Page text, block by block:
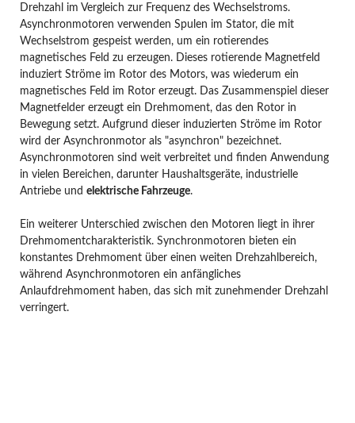
Drehzahl im Vergleich zur Frequenz des Wechselstroms.
Asynchronmotoren verwenden Spulen im Stator, die mit
Wechselstrom gespeist werden, um ein rotierendes
magnetisches Feld zu erzeugen. Dieses rotierende Magnetfeld
induziert Ströme im Rotor des Motors, was wiederum ein
magnetisches Feld im Rotor erzeugt. Das Zusammenspiel dieser
Magnetfelder erzeugt ein Drehmoment, das den Rotor in
Bewegung setzt. Aufgrund dieser induzierten Ströme im Rotor
wird der Asynchronmotor als "asynchron" bezeichnet.
Asynchronmotoren sind weit verbreitet und finden Anwendung
in vielen Bereichen, darunter Haushaltsgeräte, industrielle
Antriebe und elektrische Fahrzeuge.
Ein weiterer Unterschied zwischen den Motoren liegt in ihrer
Drehmomentcharakteristik. Synchronmotoren bieten ein
konstantes Drehmoment über einen weiten Drehzahlbereich,
während Asynchronmotoren ein anfängliches
Anlaufdrehmoment haben, das sich mit zunehmender Drehzahl
verringert.